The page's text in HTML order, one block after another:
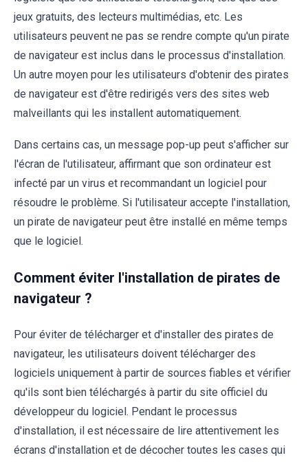
jeux gratuits, des lecteurs multimédias, etc. Les
utilisateurs peuvent ne pas se rendre compte qu'un pirate
de navigateur est inclus dans le processus d'installation.
Un autre moyen pour les utilisateurs d'obtenir des pirates
de navigateur est d'être redirigés vers des sites web
malveillants qui les installent automatiquement.
Dans certains cas, un message pop-up peut s'afficher sur
l'écran de l'utilisateur, affirmant que son ordinateur est
infecté par un virus et recommandant un logiciel pour
résoudre le problème. Si l'utilisateur accepte l'installation,
un pirate de navigateur peut être installé en même temps
que le logiciel.
Comment éviter l'installation de pirates de
navigateur ?
Pour éviter de télécharger et d'installer des pirates de
navigateur, les utilisateurs doivent télécharger des
logiciels uniquement à partir de sources fiables et vérifier
qu'ils sont bien téléchargés à partir du site officiel du
développeur du logiciel. Pendant le processus
d'installation, il est nécessaire de lire attentivement les
écrans d'installation et de décocher toutes les cases qui